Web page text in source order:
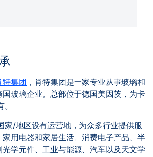
特集团 ，肖特集团是一家专业从事玻璃和
玻璃企业。总部位于德国美因茨，为卡
家/地区设有运营地，为众多行业提供服
用电器和家居生活、消费电子产品、半
学元件、工业与能源、汽车以及天文学